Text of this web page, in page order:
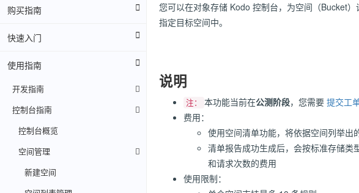
购买指南
快速入门
使用指南
开发指南
控制台指南
控制台概览
空间管理
新建空间
您可以在对象存储 Kodo 控制台，为空间（Bucket
指定目标空间中。
说明
注： 本功能当前在公测阶段，您需要 提交工
费用：
使用空间清单功能，将依据空间列举出
清单报告成功生成后，会按标准存储类
和请求次数的费用
使用限制：